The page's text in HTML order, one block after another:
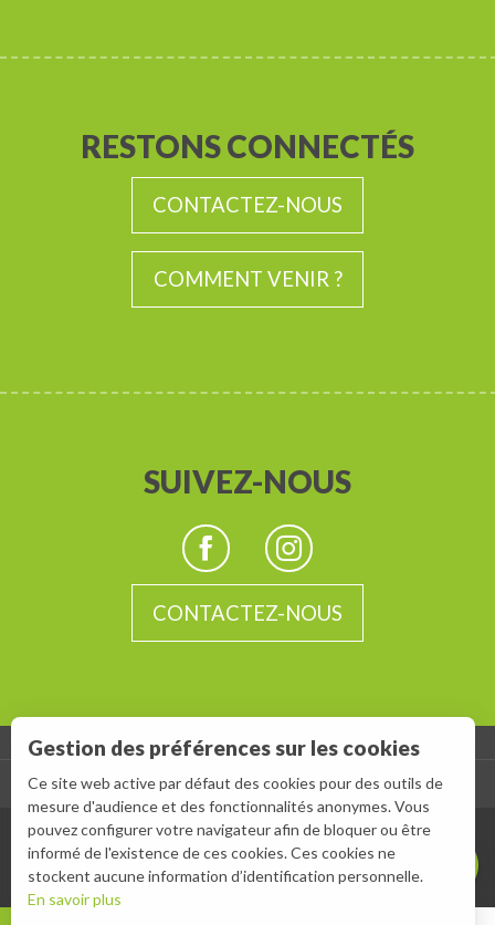
Contacter par email
RESTONS CONNECTÉS
CONTACTEZ-NOUS
COMMENT VENIR ?
SUIVEZ-NOUS
CONTACTEZ-NOUS
ESPACE GROUPES - ESPACE PRESSE
Gestion des préférences sur les cookies
Ce site web active par défaut des cookies pour des outils de
mesure d'audience et des fonctionnalités anonymes. Vous
pouvez configurer votre navigateur afin de bloquer ou être
informé de l'existence de ces cookies. Ces cookies ne
stockent aucune information d’identification personnelle.
En savoir plus